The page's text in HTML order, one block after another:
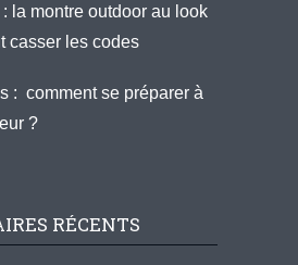
la montre outdoor au look
casser les codes
: comment se préparer à
?
RÉCENTS